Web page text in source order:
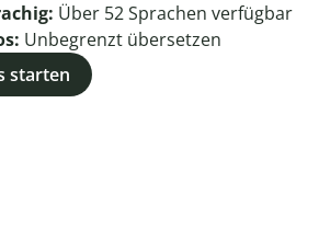
Über 52Sprachen verfügbar
Unbegrenzt übersetzen
starten